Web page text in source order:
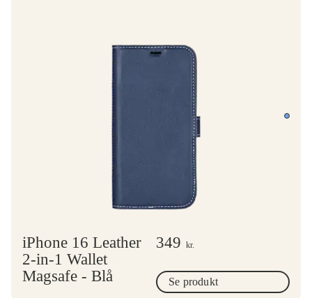
iPhone 16 Leather
2-in-1 Wallet
Magsafe - Blå
349 kr.
Se produkt